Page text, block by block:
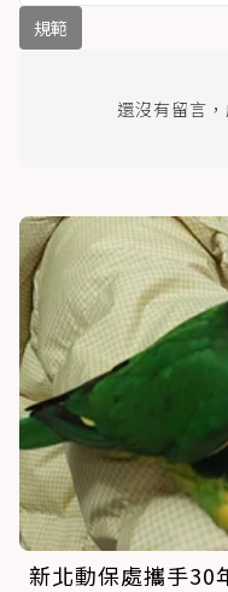
規範
還沒有留言
新北動保處攜手30